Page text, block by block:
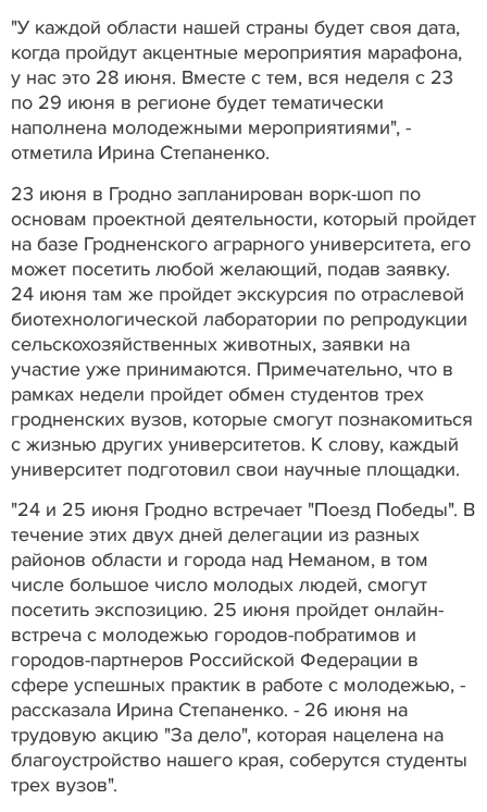
"У каждой области нашей страны будет своя дата,
когда пройдут акцентные мероприятия марафона,
у нас это 28 июня. Вместе с тем, вся неделя с 23
по 29 июня в регионе будет тематически
наполнена молодежными мероприятиями", -
отметила Ирина Степаненко.
23 июня в Гродно запланирован ворк-шоп по
основам проектной деятельности, который пройдет
на базе Гродненского аграрного университета, его
может посетить любой желающий, подав заявку.
24 июня там же пройдет экскурсия по отраслевой
биотехнологической лаборатории по репродукции
сельскохозяйственных животных, заявки на
участие уже принимаются. Примечательно, что в
рамках недели пройдет обмен студентов трех
гродненских вузов, которые смогут познакомиться
с жизнью других университетов. К слову, каждый
университет подготовил свои научные площадки.
"24 и 25 июня Гродно встречает "Поезд Победы". В
течение этих двух дней делегации из разных
районов области и города над Неманом, в том
числе большое число молодых людей, смогут
посетить экспозицию. 25 июня пройдет онлайн-
встреча с молодежью городов-побратимов и
городов-партнеров Российской Федерации в
сфере успешных практик в работе с молодежью, -
рассказала Ирина Степаненко. - 26 июня на
трудовую акцию "За дело", которая нацелена на
благоустройство нашего края, соберутся студенты
трех вузов".